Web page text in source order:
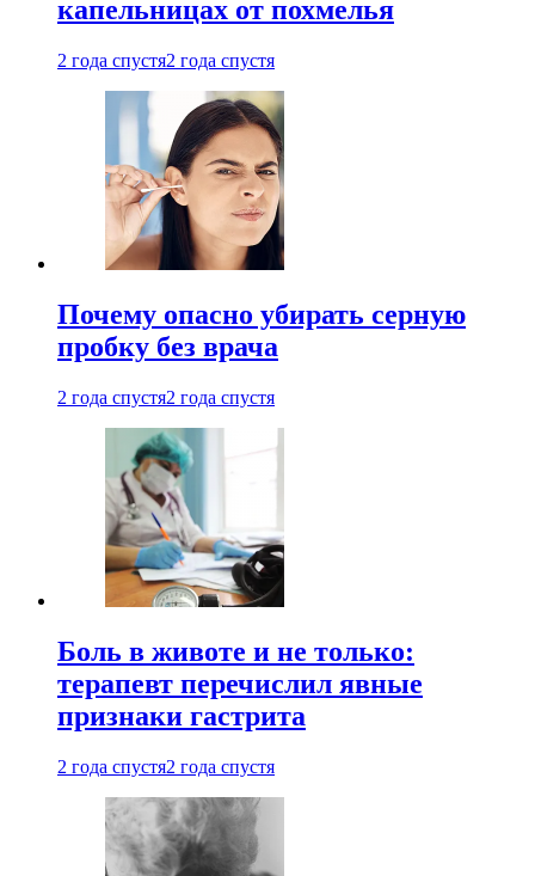
капельницах от похмелья
2 года спустя2 года спустя
Почему опасно убирать серную
пробку без врача
2 года спустя2 года спустя
Боль в животе и не только:
терапевт перечислил явные
признаки гастрита
2 года спустя2 года спустя